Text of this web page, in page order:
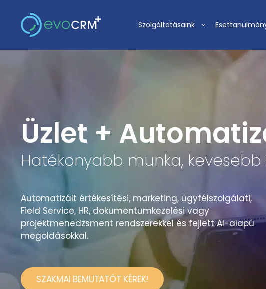
tartalomba
Szolgáltatásaink
Üzlet +
Hatékonyabb munka, kevesebb
Automatizált értékesítési, marketing, ügyfélszolgálati,
Field Service, HR, dokumentumkezelési vagy
projektmenedzsment rendszerekkel és fejlett AI-alapú
megoldásokkal.
SZAKMAI BEMUTATÓT KÉREK!